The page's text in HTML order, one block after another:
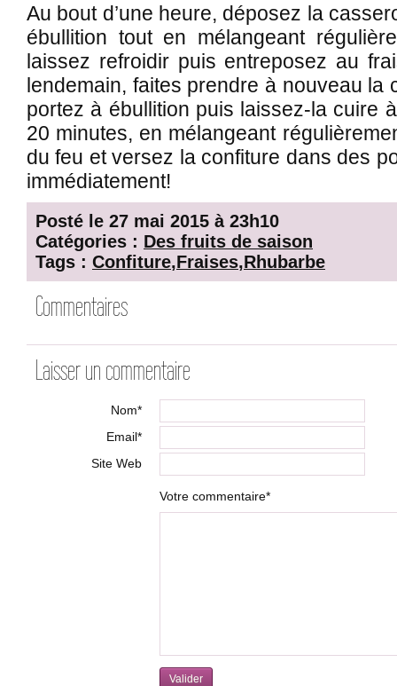
Au bout d’une heure, déposez la
ébullition tout en mélangeant
laissez refroidir puis entreposez au
lendemain, faites prendre à nouveau la
portez à ébullition puis laissez-la cuire
20 minutes, en mélangeant
du feu et versez la confiture dans des
immédiatement!
Posté le 27 mai 2015 à 23h10
Catégories : Des fruits de saison
Tags : Confiture,Fraises,Rhubarbe
Commentaires
Laisser un commentaire
Nom*
Email*
Site Web
Votre commentaire*